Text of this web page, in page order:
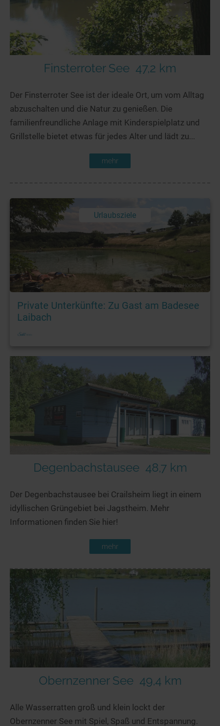
Finsterroter See 47,2 km
Der Finsterroter See ist der ideale Ort, um vom Alltag
abzuschalten und die Natur zu genießen. Die
familienfreundliche Anlage mit Kinderspielplatz und
Grillstelle bietet etwas für jedes Alter und lädt zu...
mehr
Urlaubsziele
Foto: © Sebastian Höckele
Private Unterkünfte: Zu Gast am Badesee
Laibach
Degenbachstausee 48,7 km
Der Degenbachstausee bei Crailsheim liegt in einem
idyllischen Grüngebiet bei Jagstheim. Mehr
Informationen finden Sie hier!
mehr
Obernzenner See 49,4 km
Alle Wasserratten groß und klein lockt der
Obernzenner See mit Spiel, Spaß und Entspannung.